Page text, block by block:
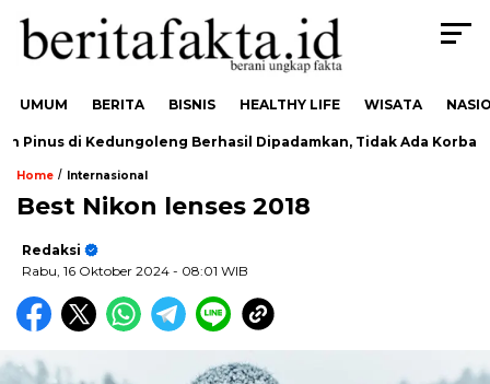
UMUM BERITA BISNIS HEALTHY LIFE WISATA
di Kedungoleng Berhasil Dipadamkan, Tidak Ada Korban
Home / Internasional
Best Nikon lenses 2018
Redaksi
Rabu, 16 Oktober 2024 - 08:01 WIB